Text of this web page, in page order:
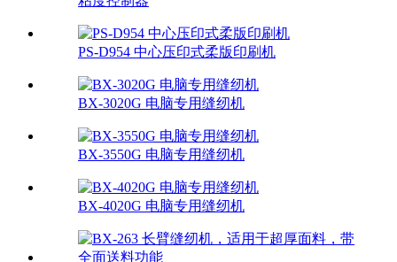
PS-D954 中心压印式柔版印刷机
BX-3020G 电脑专用缝纫机
BX-3550G 电脑专用缝纫机
BX-4020G 电脑专用缝纫机